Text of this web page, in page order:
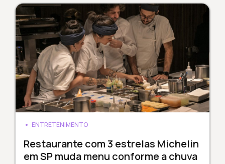
ENTRETENIMENTO
Restaurante com 3 estrelas Michelin
em SP muda menu conforme a chuva